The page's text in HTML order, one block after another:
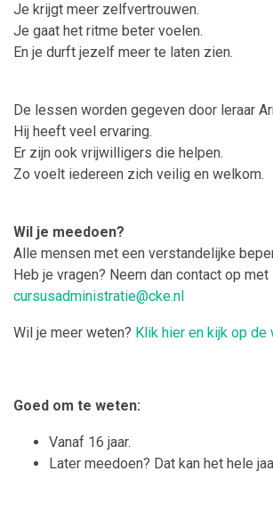
Je krijgt meer zelfvertrouwen.
Je gaat het ritme beter voelen.
En je durft jezelf meer te laten zien.
De lessen worden gegeven door leraar
Hij heeft veel ervaring.
Er zijn ook vrijwilligers die helpen.
Zo voelt iedereen zich veilig en welkom.
Wil je meedoen?
Alle mensen met een verstandelijke
Heb je vragen? Neem dan contact op met
cursusadministratie@cke.nl
Wil je meer weten? Klik hier en kijk op de
Goed om te weten:
Vanaf 16 jaar.
Later meedoen? Dat kan het hele